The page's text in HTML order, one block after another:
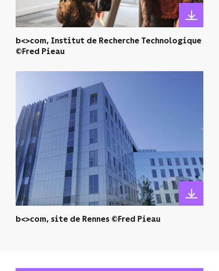
b<>com, Institut de Recherche Technologique
©Fred Pieau
b<>com, site de Rennes ©Fred Pieau